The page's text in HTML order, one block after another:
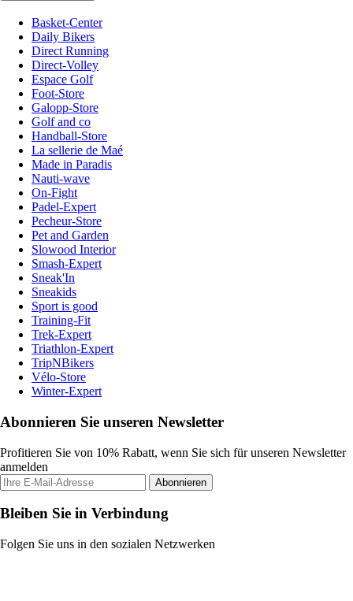
Basket-Center
Daily Bikers
Direct Running
Direct-Volley
Espace Golf
Foot-Store
Galopp-Store
Golf and co
Handball-Store
La sellerie de Maé
Made in Paradis
Nauti-wave
On-Fight
Padel-Expert
Pecheur-Store
Pet and Garden
Slowood Interior
Smash-Expert
Sneak'In
Sneakids
Sport is good
Training-Fit
Trek-Expert
Triathlon-Expert
TripNBikers
Vélo-Store
Winter-Expert
Abonnieren Sie unseren Newsletter
Profitieren Sie von 10% Rabatt, wenn Sie sich für unseren Newsletter
anmelden
Abonnieren
Bleiben Sie in Verbindung
Folgen Sie uns in den sozialen Netzwerken